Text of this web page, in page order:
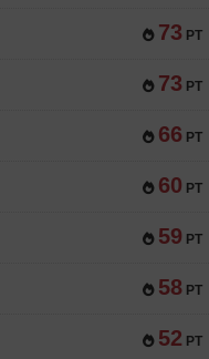
73 PT
73 PT
66 PT
60 PT
59 PT
58 PT
52 PT